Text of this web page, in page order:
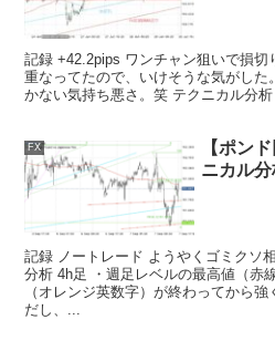
記録 +42.2pips ワンチャン狙いで損
重なってたので、いけそうな気がした
かない気持ち悪さ。笑 テクニカル分
FX
【ポン
ニカル
記録 ノートレード ようやくゴミクソ
分析 4h足 ・週足レベルの最高値（赤
（オレンジ英数字）が終わってから
だし、...